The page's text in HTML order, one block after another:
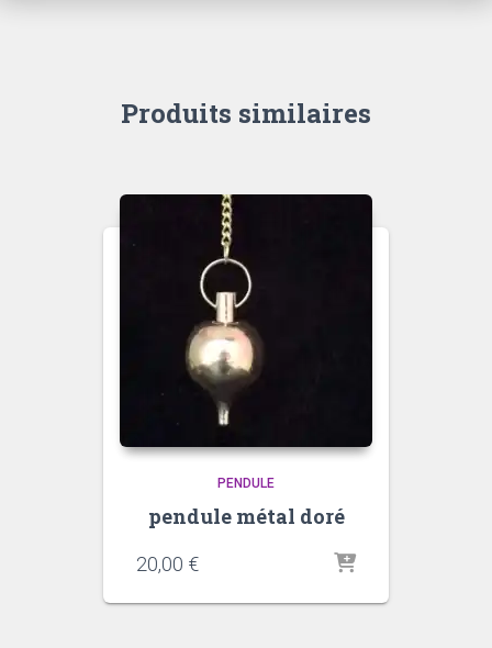
Produits similaires
PENDULE
pendule métal doré
20,00 €